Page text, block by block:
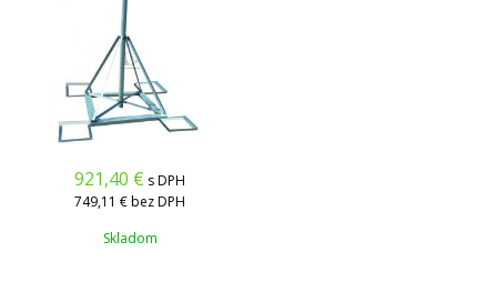
921,40 € s DPH
749,11 €bez DPH
Skladom